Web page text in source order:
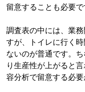
留意することも必要で
調査表の中には、業
すが、トイレに行く
ないのが普通です。
り生産性が上がると
容分析で留意する必要